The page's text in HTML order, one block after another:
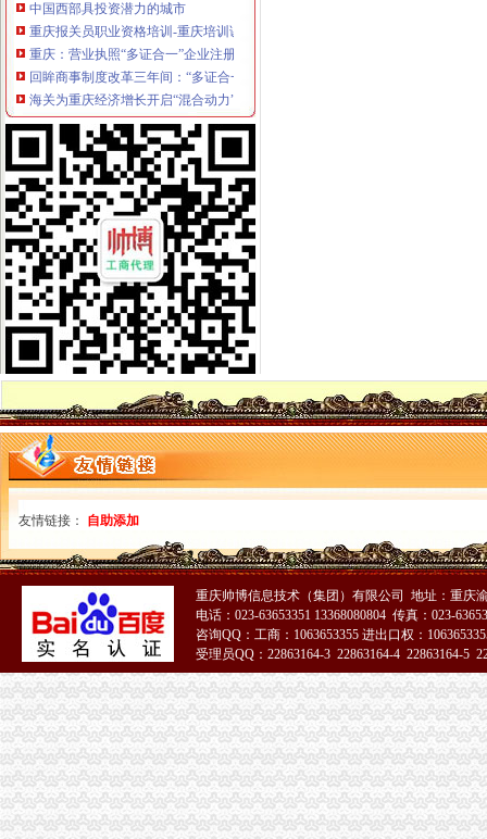
重庆报关员职业资格培训-重庆培训课程
重庆：营业执照“多证合一”企业注册登记更加便利化-中国科学网
回眸商事制度改革三年间：“多证合一”让企业少“跑路”
海关为重庆经济增长开启“混合动力”_数字报_中国商务新闻网www.
代办海关备案、重庆外经委备案-久久信息网
进口设备外贸代理服务项目招标公告_中国招标网_重庆市招标
100天里,重庆自贸区带来哪些变化_凤凰资讯
代理报关的变更,2010年报关员,报关备考,辅导笔记,2010年报关
重庆锦海捷亚中渝国际物流有限公司联系方式_信用报告_工商信息-启
昆明海关下放报关企业注册登记许可审批权限企业办理注册提速（
海关总署关于发布《中华共和-海关总署律规-邦网
重庆速海国际货运代理有限公司_物流企业_青岛物流网
重庆市关于印发重庆市2017年深化简政放权放管结合优化服
重庆安捷国际运输代理有限公司联系方式_信用报告_工商信息-启信宝
1、企业完成工商注册登记、税务登记后,先应在海关备案科进行海
新办外资企业设立流程图.doc
《中华共和国海关AA类企业年鉴：2014》,83（海关
重庆：营业执照“多证合一”企业注册登记更加便利化_新闻_新闻
重庆自贸区营商环境持续向好企业注册时间缩减至3天-经典重庆新闻中
重庆：营业执照“多证合一”企业注册登记更加便利化_新闻_大
重庆：营业执照“多证合一”企业注册登记更加便利化_国内新闻_大
海关总署加急文件：跨境贸易进口试点难获大突破-全球纺织网资讯中心
中国内陆家保税港海关开关一周年监管货值过百亿美元-税务频道-和
海关一年推23项自贸区新制度上海地区造4个复制推广示范区-搜狐滚
重庆速海国际货运代理有限公司_物流企业_青岛物流网
海关总署关于跨境贸易电子商务服务试点网购保税进口模式有关问题的
2016年重庆报关员报考条件报名条件是什么-报名在线
重庆：营业执照“多证合一”企业注册登记更加便利化_热点新闻_青
公司办理外贸业务流程
重庆市关于对外商投资企业实行『一站式』服务的通知-规
重庆海关注册登记
海关新政便利4900多家企业-新闻频道-和讯网
重庆市关于对外商投资企业实行『一站式』服务的通知-规
重庆工商代办|重庆代理记账正业工商为您服务,网站网址,数据平台
重庆海关破航空口岸走品案_民航新闻_民航资源网
重庆民企_标签_网易财经
【重庆重庆安捷国际运输代理有限公司工资】关务待遇-看准网
友情链接： 自助添加
重庆帅博信息技术（集团）有限公司 地址：重庆
电话：023-63653351 13368080804 传真：023-
咨询QQ：工商：1063653355 进出口权：
受理员QQ：22863164-3 22863164-4 22863164-5